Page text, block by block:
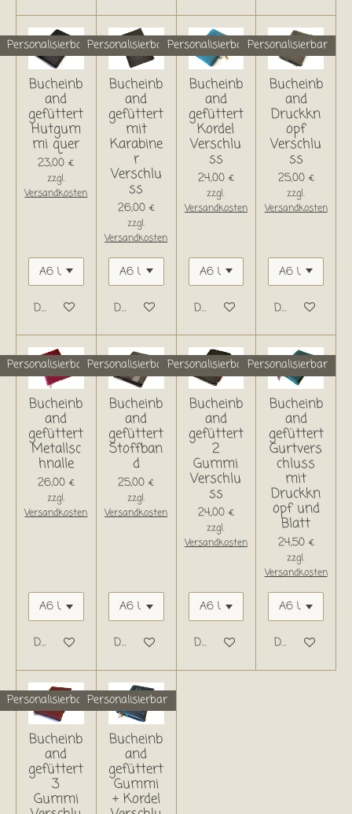
Personalisierbar
Bucheinb
and
gefüttert
Hutgum
mi quer
23,00 €
zzgl.
Versandkosten
Details anzeigen
Personalisierbar
Bucheinb
and
gefüttert
mit
Karabine
r
Verschlu
ss
26,00 €
zzgl.
Versandkosten
Details anzeigen
Personalisierbar
Bucheinb
and
gefüttert
Kordel
Verschlu
ss
24,00 €
zzgl.
Versandkosten
Details anzeigen
Personalisierbar
Bucheinb
and
Druckkn
opf
Verschlu
ss
25,00 €
zzgl.
Versandkosten
Details
Personalisierbar
Bucheinb
and
gefüttert
Metallsc
hnalle
26,00 €
zzgl.
Versandkosten
Details anzeigen
Personalisierbar
Bucheinb
and
gefüttert
Stoffban
d
25,00 €
zzgl.
Versandkosten
Details anzeigen
Personalisierbar
Bucheinb
and
gefüttert
2
Gummi
Verschlu
ss
24,00 €
zzgl.
Versandkosten
Details anzeigen
Personalisierbar
Bucheinb
and
gefüttert
Gurtvers
chluss
mit
Druckkn
opf und
Blatt
24,50 €
zzgl.
Versandkosten
Details
Personalisierbar
Bucheinb
and
gefüttert
3
Gummi
Personalisierbar
Bucheinb
and
gefüttert
Gummi
+ Kordel